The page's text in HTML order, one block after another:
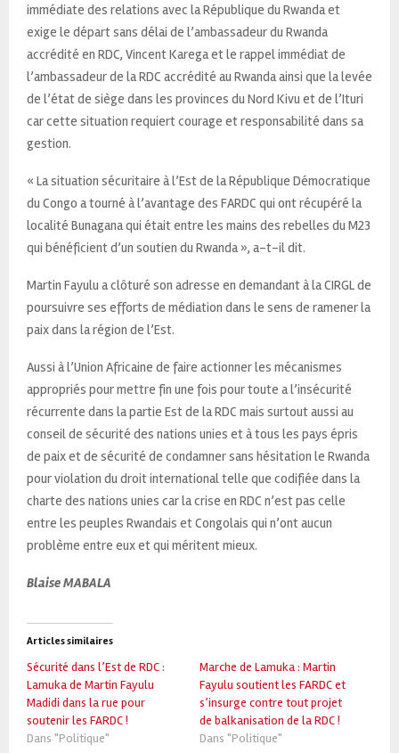
immédiate des relations avec la République du Rwanda et
exige le départ sans délai de l’ambassadeur du Rwanda
accrédité en RDC, Vincent Karega et le rappel immédiat de
l’ambassadeur de la RDC accrédité au Rwanda ainsi que la levée
de l’état de siège dans les provinces du Nord Kivu et de l’Ituri
car cette situation requiert courage et responsabilité dans sa
gestion.
« La situation sécuritaire à l’Est de la République Démocratique
du Congo a tourné à l’avantage des FARDC qui ont récupéré la
localité Bunagana qui était entre les mains des rebelles du M23
qui bénéficient d’un soutien du Rwanda », a-t-il dit.
Martin Fayulu a clôturé son adresse en demandant à la CIRGL de
poursuivre ses efforts de médiation dans le sens de ramener la
paix dans la région de l’Est.
Aussi à l’Union Africaine de faire actionner les mécanismes
appropriés pour mettre fin une fois pour toute a l’insécurité
récurrente dans la partie Est de la RDC mais surtout aussi au
conseil de sécurité des nations unies et à tous les pays épris
de paix et de sécurité de condamner sans hésitation le Rwanda
pour violation du droit international telle que codifiée dans la
charte des nations unies car la crise en RDC n’est pas celle
entre les peuples Rwandais et Congolais qui n’ont aucun
problème entre eux et qui méritent mieux.
Blaise MABALA
Articles similaires
Sécurité dans l’Est de RDC :
Lamuka de Martin Fayulu
Madidi dans la rue pour
soutenir les FARDC !
Dans "Politique"
Marche de Lamuka : Martin
Fayulu soutient les FARDC et
s’insurge contre tout projet
de balkanisation de la RDC !
Dans "Politique"